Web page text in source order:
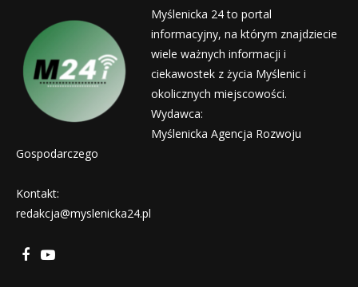
Myślenicka 24 to portal
informacyjny, na którym znajdziecie
wiele ważnych informacji i
ciekawostek z życia Myślenic i
okolicznych miejscowości.
Wydawca:
Myślenicka Agencja Rozwoju
Gospodarczego
Kontakt:
redakcja@myslenicka24.pl